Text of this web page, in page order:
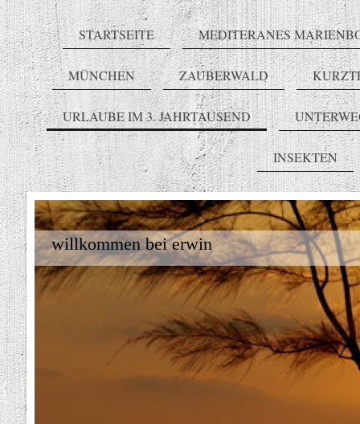
STARTSEITE MEDITERANES
MÜNCHEN ZAUBERWALD
URLAUBE IM 3. JAHRTAUSEND
INSEKTEN
willkommen bei erwin